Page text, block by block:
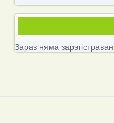
Зараз няма